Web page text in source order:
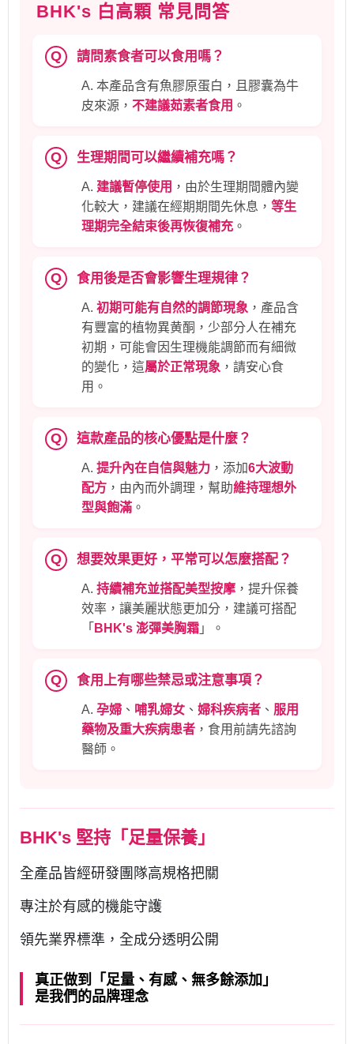
BHK's 白高顆 常見問答
Q 請問素食者可以食用嗎？
A. 本產品含有魚膠原蛋白，且膠囊為牛
皮來源， 不建議茹素者食用 。
Q 生理期間可以繼續補充嗎？
A. 建議暫停使用 ，由於生理期間體內變
化較大，建議在經期期間先休息， 等生
理期完全結束後再恢復補充 。
Q 食用後是否會影響生理規律？
A. 初期可能有自然的調節現象 ，產品含
有豐富的植物異黄酮，少部分人在補充
初期，可能會因生理機能調節而有細微
的變化，這屬於正常現象 ，請安心食
用。
Q 這款產品的核心優點是什麼？
A. 提升內在自信與魅力 ，添加6大波動
配方 ，由內而外調理，幫助維持理想外
型與飽滿 。
Q 想要效果更好，平常可以怎麼搭配？
A. 持續補充並搭配美型按摩 ，提升保養
效率，讓美麗狀態更加分，建議可搭配
「 BHK's 澎彈美胸霜 」。
Q 食用上有哪些禁忌或注意事項？
A. 孕婦 、 哺乳婦女 、 婦科疾病者 、 服用
藥物及重大疾病患者 ，食用前請先諮詢
醫師。
BHK's 堅持「足量保養」
全產品皆經研發團隊高規格把關
專注於有感的機能守護
領先業界標準，全成分透明公開
真正做到「足量、有感、無多餘添加」
是我們的品牌理念